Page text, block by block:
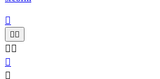

 
 

